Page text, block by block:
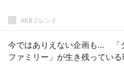
AKBフレンド
今ではありえない企画も… 「
ファミリー」が生き残っている